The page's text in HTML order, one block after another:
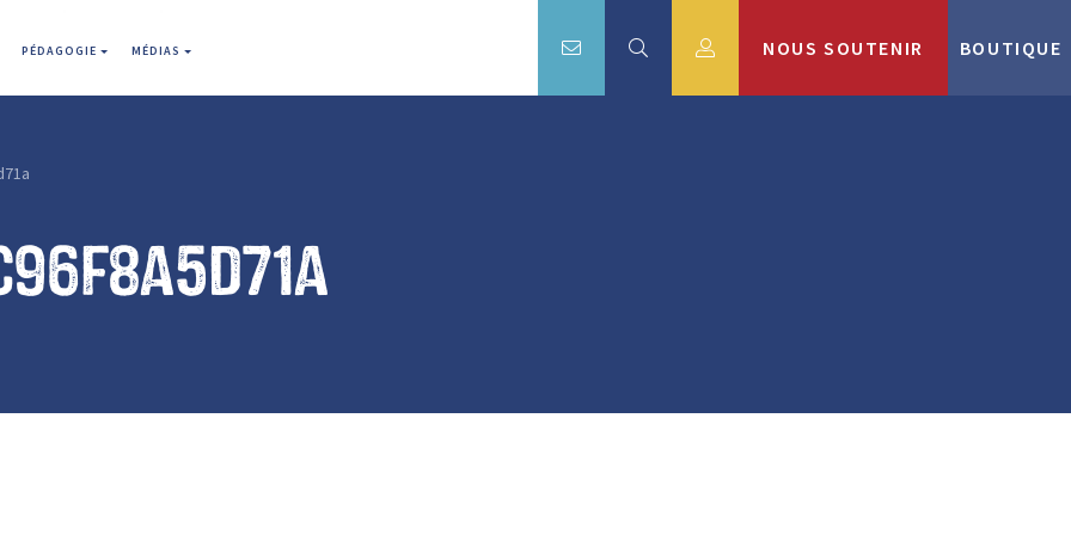
PÉDAGOGIE MÉDIAS NOUS SOUTENIR BOUTIQUE